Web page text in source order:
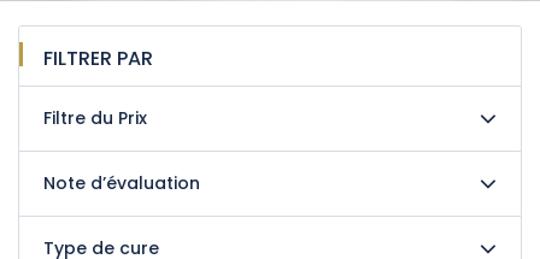
FILTRER PAR
Filtre du Prix
Note d’évaluation
Type de cure